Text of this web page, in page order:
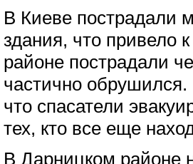
В Киеве пострадали
здания, что привело
районе пострадали
частично
что спасатели
тех, кто все еще
В Дарницком районе